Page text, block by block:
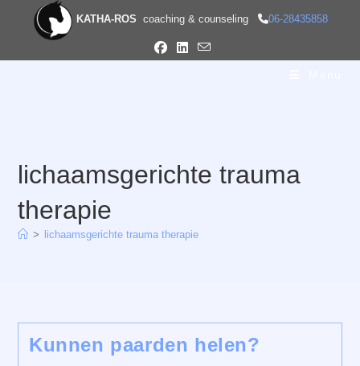
KATHA-ROS coaching & counseling 06-28435858
lichaamsgerichte trauma
therapie
> lichaamsgerichte trauma therapie
Kunnen paarden helen?